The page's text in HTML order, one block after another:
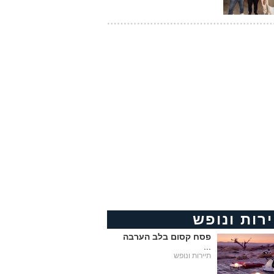
ונופש
פסח קסום בלב הערבה
תיירות ונופש